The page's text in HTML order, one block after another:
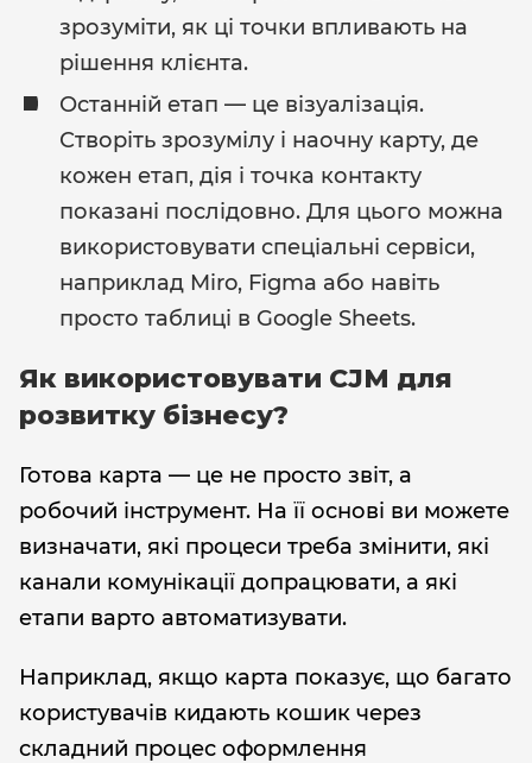
зрозуміти, як ці точки впливають на
рішення клієнта.
Останній етап — це візуалізація.
Створіть зрозумілу і наочну карту, де
кожен етап, дія і точка контакту
показані послідовно. Для цього можна
використовувати спеціальні сервіси,
наприклад Miro, Figma або навіть
просто таблиці в Google Sheets.
Як використовувати CJM для
розвитку бізнесу?
Готова карта — це не просто звіт, а
робочий інструмент. На її основі ви можете
визначати, які процеси треба змінити, які
канали комунікації допрацювати, а які
етапи варто автоматизувати.
Наприклад, якщо карта показує, що багато
користувачів кидають кошик через
складний процес оформлення